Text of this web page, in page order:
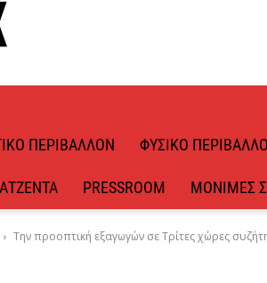
ΠΕΡΙΒΆΛΛΟΝ ΦΥΣΙΚΌ
ΑΤΖΈΝΤΑ PRESSROOM ΜΌΝΙΜΕΣ
Την προοπτική εξαγωγών σε Τρίτες χώρες